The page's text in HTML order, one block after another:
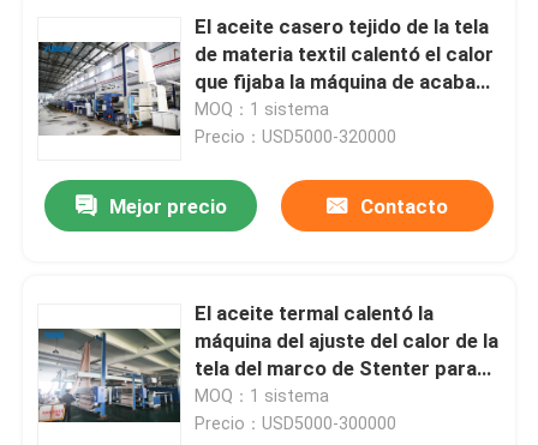
El aceite casero tejido de la tela
de materia textil calentó el calor
que fijaba la máquina de acabado
de Stenter
MOQ：1 sistema
Precio：USD5000-320000
Mejor precio Contacto
El aceite termal calentó la
máquina del ajuste del calor de la
tela del marco de Stenter para
las telas del paño grueso y suave
MOQ：1 sistema
Precio：USD5000-300000